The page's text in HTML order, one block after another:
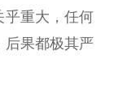
乎重大，任何
后果都极其严